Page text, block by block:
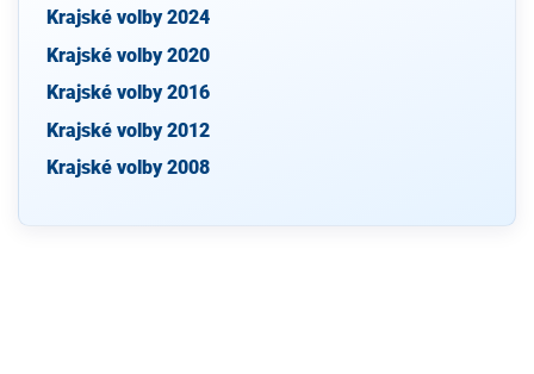
Krajské volby 2024
Krajské volby 2020
Krajské volby 2016
Krajské volby 2012
Krajské volby 2008